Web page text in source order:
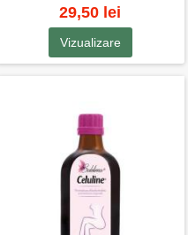
29,50 lei
Vizualizare